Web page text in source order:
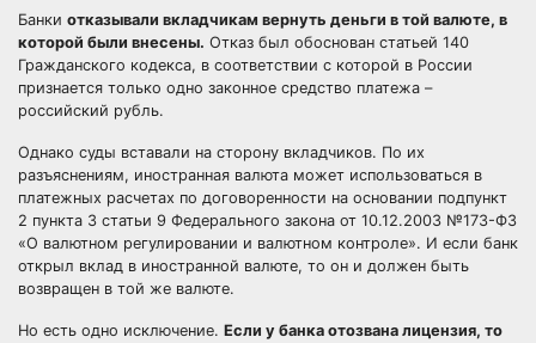
Банки отказывали вкладчикам вернуть деньги в той валюте, в
которой были внесены. Отказ был обоснован статьей 140
Гражданского кодекса, в соответствии с которой в России
признается только одно законное средство платежа –
российский рубль.
Однако суды вставали на сторону вкладчиков. По их
разъяснениям, иностранная валюта может использоваться в
платежных расчетах по договоренности на основании подпункт
2 пункта 3 статьи 9 Федерального закона от 10.12.2003 №173-ФЗ
«О валютном регулировании и валютном контроле». И если банк
открыл вклад в иностранной валюте, то он и должен быть
возвращен в той же валюте.
Но есть одно исключение. Если у банка отозвана лицензия, то